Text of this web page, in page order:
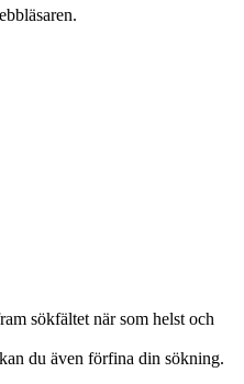
sökfältet när som helst och
du även förfina din sökning.